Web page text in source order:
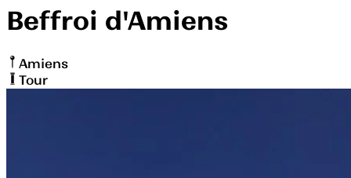
Beffroi d'Amiens
Amiens
Tour